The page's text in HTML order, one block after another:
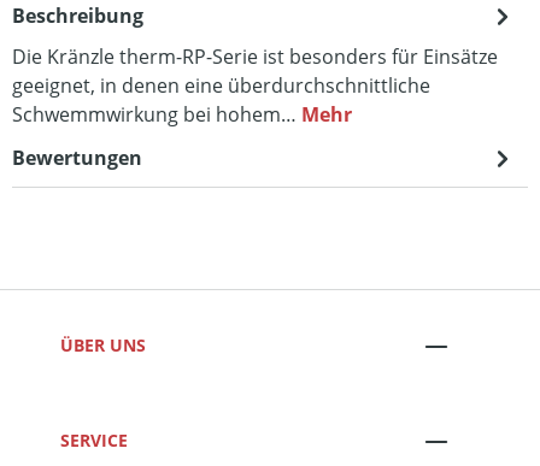
Beschreibung
Die Kränzle therm-RP-Serie ist besonders für Einsätze
geeignet, in denen eine überdurchschnittliche
Schwemmwirkung bei hohem… Mehr
Bewertungen
ÜBER UNS
SERVICE